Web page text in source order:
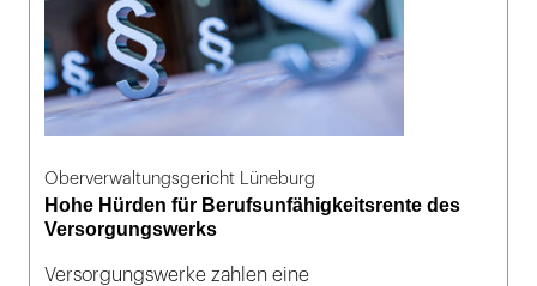
Oberverwaltungsgericht Lüneburg
Hohe Hürden für Berufsunfähigkeitsrente des
Versorgungswerks
Versorgungswerke zahlen eine